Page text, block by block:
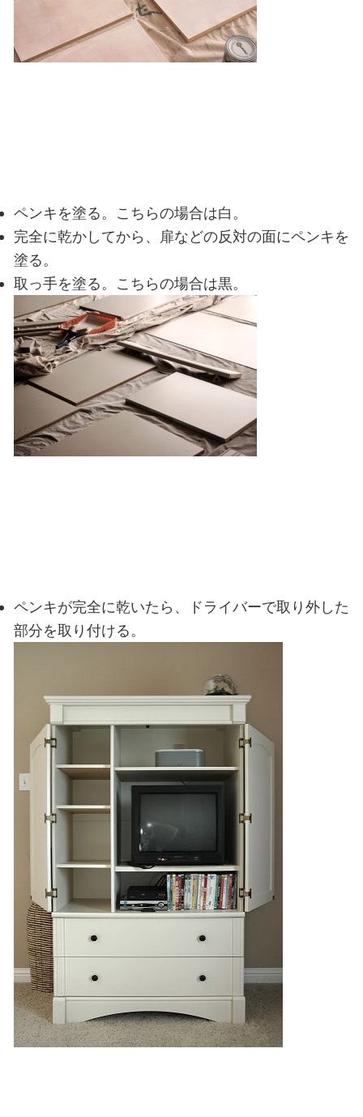
ペンキを塗る。こちらの場合は白。
完全に乾かしてから、扉などの反対の面にペンキを
塗る。
取っ手を塗る。こちらの場合は黒。
ペンキが完全に乾いたら、ドライバーで取り外した
部分を取り付ける。